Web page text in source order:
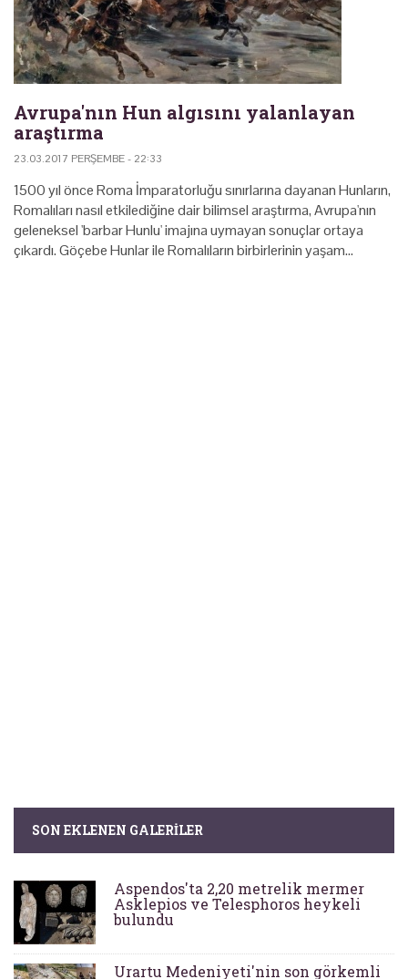
Avrupa'nın Hun algısını yalanlayan
araştırma
23.03.2017 PERŞEMBE - 22:33
1500 yıl önce Roma İmparatorluğu sınırlarına dayanan Hunların,
Romalıları nasıl etkilediğine dair bilimsel araştırma, Avrupa'nın
geleneksel 'barbar Hunlu' imajına uymayan sonuçlar ortaya
çıkardı. Göçebe Hunlar ile Romalıların birbirlerinin yaşam…
SON EKLENEN GALERILER
Aspendos'ta 2,20 metrelik mermer
Asklepios ve Telesphoros heykeli
bulundu
Urartu Medeniyeti'nin son görkemli